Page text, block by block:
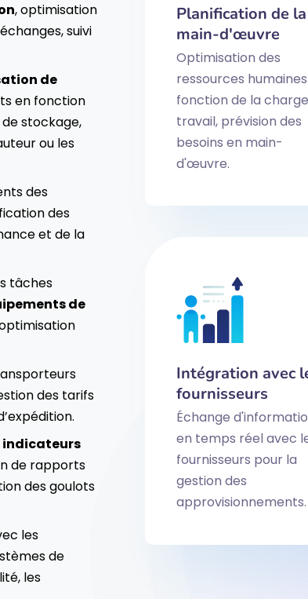
, optimisation
suivi
de
en fonction
stockage,
ou les
des
des
et de la
tâches
de
des tarifs
indicateurs
de rapports
des goulots
les
de
les
Planification de la
main-d'œuvre
Optimisation des
ressources
fonction de la
travail, prévision des
besoins en main-
d'œuvre.
Intégration avec
fournisseurs
Échange
en temps réel avec
fournisseurs pour la
gestion des
approvisionnements.